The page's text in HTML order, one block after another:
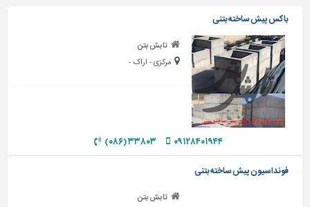
ساختمانی
پله،
نرده
و
حفاظ
دیوارپوش،
باکس پیش ساخته بتنی
تابش بتن
مرکزی - اراک -
۰۹۱۲۸۴۰۱۹۴۴ ۳۳۸۰۳ (۰۸۶)
فونداسیون پیش ساخته بتنی
تابش بتن